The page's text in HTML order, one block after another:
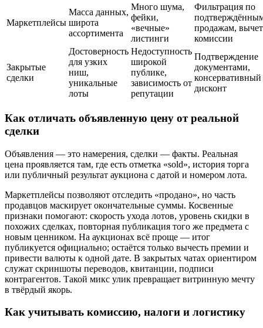
Маркетплейсы
Масса данных,
широта
ассортимента
Много шума,
фейки,
«вечные»
листинги
Фильтрация по
продажам, вычет
комиссии
Закрытые
сделки
Достоверность
для узких
ниш,
уникальные
лоты
Недоступность
широкой
публике,
зависимость от
репутации
Подтверждение
документами,
консервативный
дисконт
Как отличать объявленную цену от реальной
сделки
Объявления — это намерения, сделки — факты. Реальная
цена проявляется там, где есть отметка «sold», история торга
или публичный результат аукциона с датой и номером лота.
Маркетплейсы позволяют отследить «продано», но часть
продавцов маскирует окончательные суммы. Косвенные
признаки помогают: скорость ухода лотов, уровень скидки в
похожих сделках, повторная публикация того же предмета с
новым ценником. На аукционах всё проще — итог
публикуется официально; остаётся только вычесть премии и
привести валюты к одной дате. В закрытых чатах ориентиром
служат скриншоты переводов, квитанции, подписи
контрагентов. Такой микс улик превращает витринную мечту
в твёрдый якорь.
Как учитывать комиссию, налоги и логистику